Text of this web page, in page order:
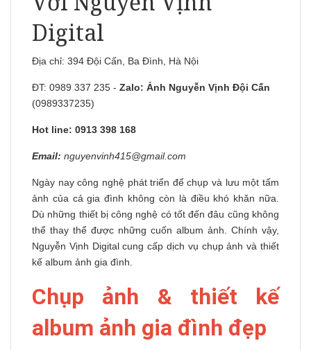
Digital
Địa chỉ: 394 Đội Cấn, Ba Đình, Hà Nội
ĐT: 0989 337 235 - Zalo: Ảnh Nguyễn Vịnh Đội Cấn
(0989337235)
Hot line: 0913 398 168
Email: nguyenvinh415@gmail.com
Ngày nay công nghệ phát triển để chụp và lưu một tấm
ảnh của cả gia đình không còn là điều khó khăn nữa.
Dù những thiết bị công nghệ có tốt đến đâu cũng không
thể thay thể được những cuốn album ảnh. Chính vậy,
Nguyễn Vịnh Digital cung cấp dịch vụ chụp ảnh và thiết
kế album ảnh gia đình.
Chụp ảnh & thiết kế
album ảnh gia đình đẹp